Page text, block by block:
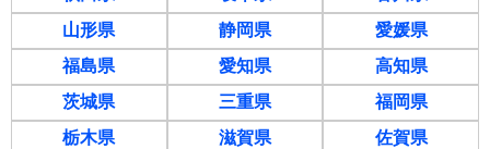
山形県
福島県
茨城県
栃木県
静岡県
愛知県
三重県
滋賀県
愛媛県
高知県
福岡県
佐賀県